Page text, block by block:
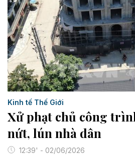
Kinh tế Thế Giới
Xử phạt chủ công
nứt, lún nhà dân
12:39' - 02/06/2026